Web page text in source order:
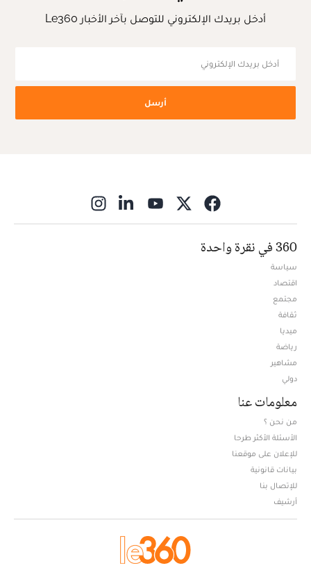
أدخل بريدك الإلكتروني للتوصل بآخر الأخبار Le360
أرسل
360 في نقرة واحدة
سياسة
اقتصاد
مجتمع
ثقافة
ميديا
رياضة
مشاهير
دولي
معلومات عنا
من نحن ؟
الأسئلة الأكثر طرحا
للإعلان على موقعنا
بيانات قانونية
للإتصال بنا
أرشيف